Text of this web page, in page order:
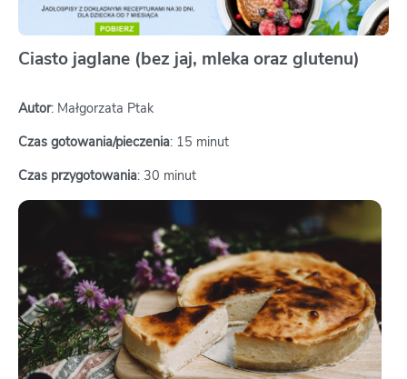
Ciasto jaglane (bez jaj, mleka oraz glutenu)
Autor: Małgorzata Ptak
Czas gotowania/pieczenia: 15 minut
Czas przygotowania: 30 minut